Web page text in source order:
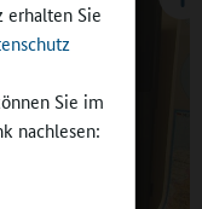
Sie
Sie im
nachlesen: